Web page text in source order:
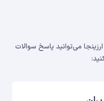
می‌توانید پاسخ سوالات